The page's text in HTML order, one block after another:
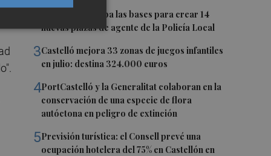
Burriana aprueba las bases para crear 14
nuevas plazas de agente de la Policía Local
3Castelló mejora 33 zonas de juegos infantiles
en julio: destina 324.000 euros
4PortCastelló y la Generalitat colaboran en la
conservación de una especie de flora
autóctona en peligro de extinción
5Previsión turística: el Consell prevé una
ocupación hotelera del 75% en Castellón en